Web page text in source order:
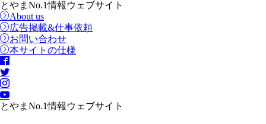
とやまNo.1情報ウェブサイト
About us
広告掲載&仕事依頼
お問い合わせ
本サイトの仕様
とやまNo.1情報ウェブサイト